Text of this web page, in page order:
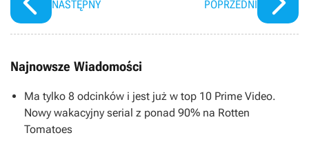
NASTĘPNY POPRZEDNI
Najnowsze Wiadomości
Ma tylko 8 odcinków i jest już w top 10 Prime Video.
Nowy wakacyjny serial z ponad 90% na Rotten
Tomatoes